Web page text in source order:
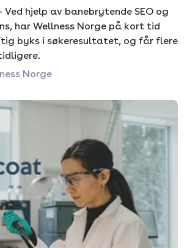
Ved hjelp av banebrytende SEO og
har Wellness Norge på kort tid
byks i søkeresultatet, og får flere
Norge